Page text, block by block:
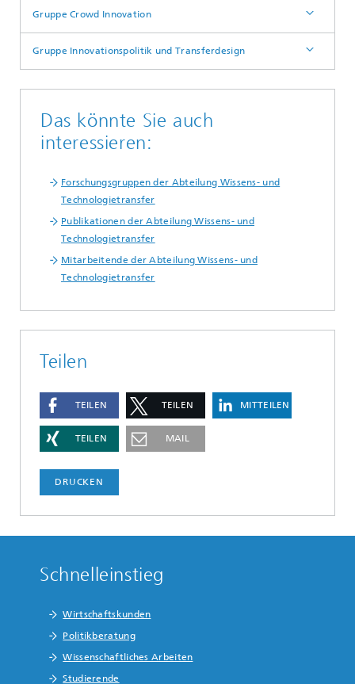
Gruppe Crowd Innovation
Gruppe Innovationspolitik und Transferdesign
Das könnte Sie auch
interessieren:
Forschungsgruppen der Abteilung Wissens- und
Technologietransfer
Publikationen der Abteilung Wissens- und
Technologietransfer
Mitarbeitende der Abteilung Wissens- und
Technologietransfer
Teilen
TEILEN TEILEN MITTEILEN
TEILEN MAIL
DRUCKEN
Schnelleinstieg
Wirtschaftskunden
Politikberatung
Wissenschaftliches Arbeiten
Studierende